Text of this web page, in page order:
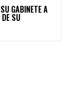
GABINETE A
SU